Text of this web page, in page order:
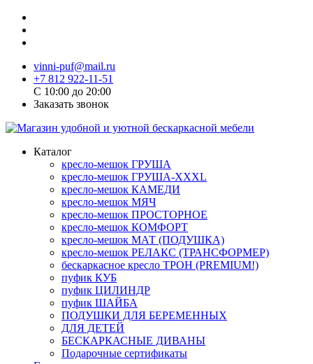
vinni-puf@mail.ru
+7 812 922-11-51
C 10:00 до 20:00
Заказать звонок
Каталог
кресло-мешок ГРУША
кресло-мешок ГРУША-XXXL
кресло-мешок КАМЕДИ
кресло-мешок МЯЧ
кресло-мешок ПРОСТОРНОЕ
кресло-мешок КОМФОРТ
кресло-мешок МАТ (ПОДУШКА)
кресло-мешок РЕЛАКС (ТРАНСФОРМЕР)
бескаркасное кресло ТРОН (PREMIUM!)
пуфик КУБ
пуфик ЦИЛИНДР
пуфик ШАЙБА
ПОДУШКИ ДЛЯ БЕРЕМЕННЫХ
ДЛЯ ДЕТЕЙ
БЕСКАРКАСНЫЕ ДИВАНЫ
Подарочные сертификаты